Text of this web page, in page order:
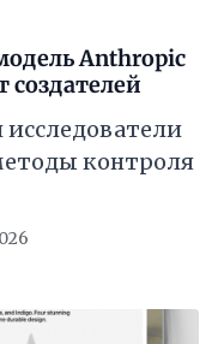
Anthropic
создателей
контроля